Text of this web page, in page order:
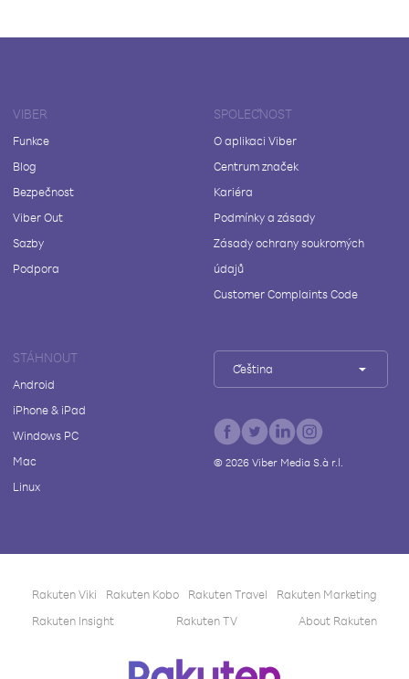
VIBER
Funkce
Blog
Bezpečnost
Viber Out
Sazby
Podpora
SPOLEČNOST
O aplikaci Viber
Centrum značek
Kariéra
Podmínky a zásady
Zásady ochrany soukromých
údajů
Customer Complaints Code
STÁHNOUT
Android
iPhone & iPad
Windows PC
Mac
Linux
Čeština
© 2026Viber Media S.à r.l.
Rakuten Viki Rakuten Kobo Rakuten Travel
Rakuten Marketing
Rakuten Insight
Rakuten TV About Rakuten